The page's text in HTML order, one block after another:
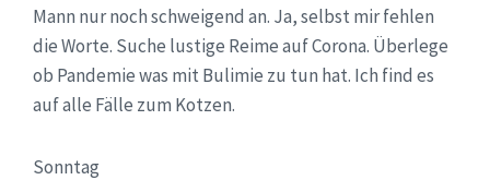
Mann nur noch schweigend an. Ja, selbst mir fehlen
die Worte. Suche lustige Reime auf Corona. Überlege
ob Pandemie was mit Bulimie zu tun hat. Ich find es
auf alle Fälle zum Kotzen.
Sonntag